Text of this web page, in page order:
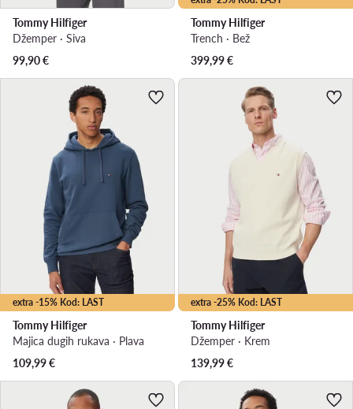
Tommy Hilfiger
Džemper · Siva
99,90€
Tommy Hilfiger
Trench · Bež
399,99€
extra -15% Kod: LAST
Tommy Hilfiger
Majica dugih rukava · Plava
109,99€
extra -25% Kod: LAST
Tommy Hilfiger
Džemper · Krem
139,99€